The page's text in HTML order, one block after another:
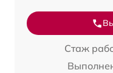
Стаж